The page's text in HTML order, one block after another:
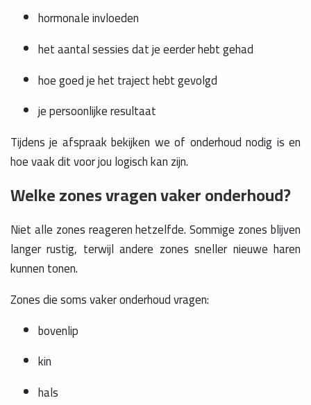
hormonale invloeden
het aantal sessies dat je eerder hebt gehad
hoe goed je het traject hebt gevolgd
je persoonlijke resultaat
Tijdens je afspraak bekijken we of onderhoud nodig is en
hoe vaak dit voor jou logisch kan zijn.
Welke zones vragen vaker onderhoud?
Niet alle zones reageren hetzelfde. Sommige zones blijven
langer rustig, terwijl andere zones sneller nieuwe haren
kunnen tonen.
Zones die soms vaker onderhoud vragen:
bovenlip
kin
hals